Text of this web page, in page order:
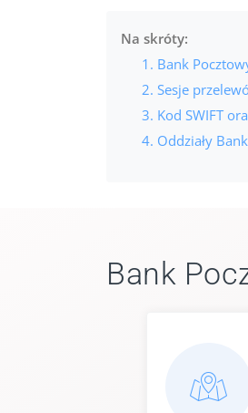
Na skróty:
Bank
Sesje
Kod SWIFT
Oddziały
Bank